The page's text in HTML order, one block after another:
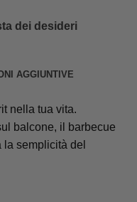
dei desideri
AGGIUNTIVE
nella tua vita.
balcone, il barbecue
semplicità del